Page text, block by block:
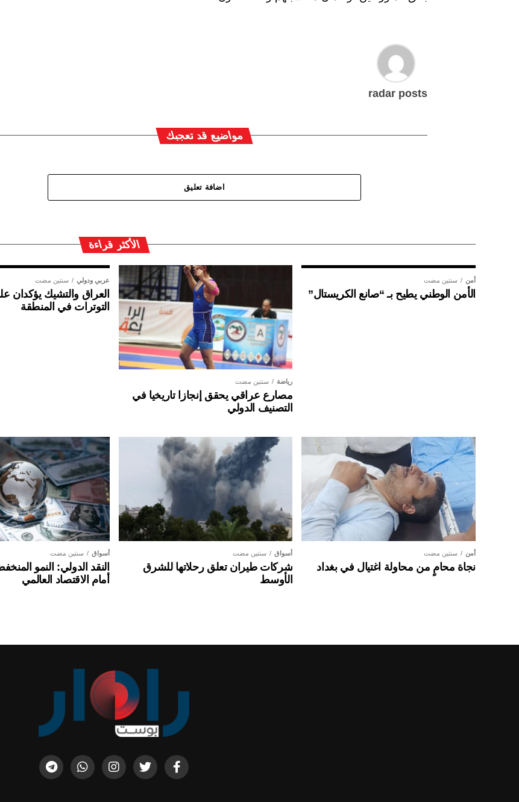
radar posts
مواضيع قد تعجبك
اضافة تعليق
الأكثر قراءة
أمن سنتين مضت
الأمن الوطني يطيح بـ “صانع الكريستال”
رياضة سنتين مضت
مصارع عراقي يحقق إنجازا تاريخيا في
التصنيف الدولي
عربي ودولي سنتين مضت
العراق والتشيك يؤكدان
التوترات في المنطقة
أمن سنتين مضت
نجاة محامٍ من محاولة اغتيال في بغداد
أسواق سنتين مضت
شركات طيران تعلق رحلاتها للشرق
الأوسط
أسواق سنتين مضت
النقد الدولي: النمو
أمام الاقتصاد العالمي